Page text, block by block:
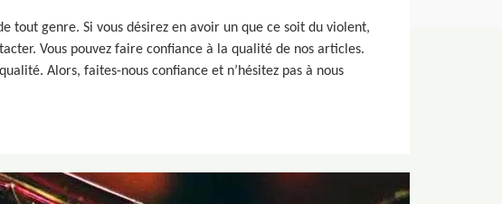
tout genre. Si vous désirez en avoir un que ce soit du violent,
Vous pouvez faire confiance à la qualité de nos articles.
Alors, faites-nous confiance et n’hésitez pas à nous